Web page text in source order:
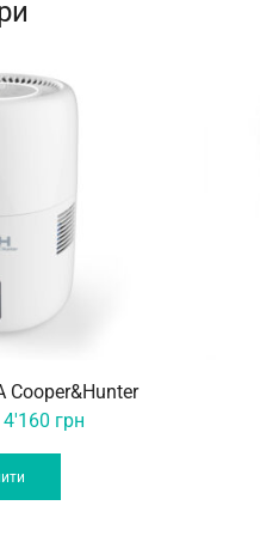
Cooper&Hunter
Original
was:
5'400 грн.
4'160 грн